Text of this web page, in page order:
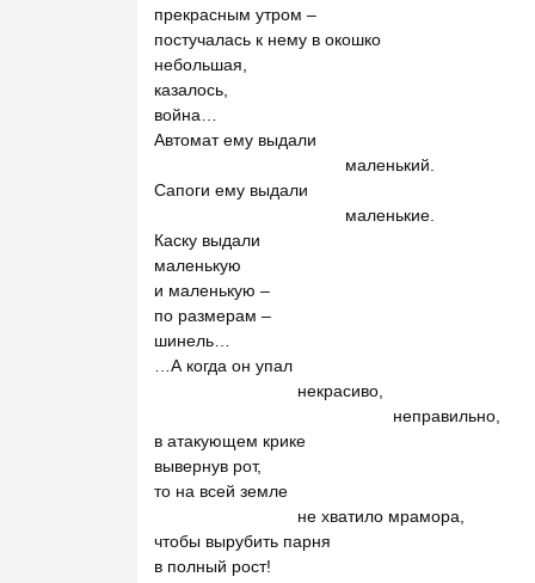
прекрасным утром –
постучалась к нему в окошко
небольшая,
казалось,
война…
Автомат ему выдали
маленький.
Сапоги ему выдали
маленькие.
Каску выдали
маленькую
и маленькую –
по размерам –
шинель…
…А когда он упал
некрасиво,
неправильно,
в атакующем крике
вывернув рот,
то на всей земле
не хватило мрамора,
чтобы вырубить парня
в полный рост!